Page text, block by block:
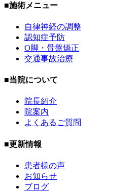
■施術メニュー
自律神経の調整
認知症予防
O脚・骨盤矯正
交通事故治療
■当院について
院長紹介
院案内
よくあるご質問
■更新情報
患者様の声
お知らせ
ブログ